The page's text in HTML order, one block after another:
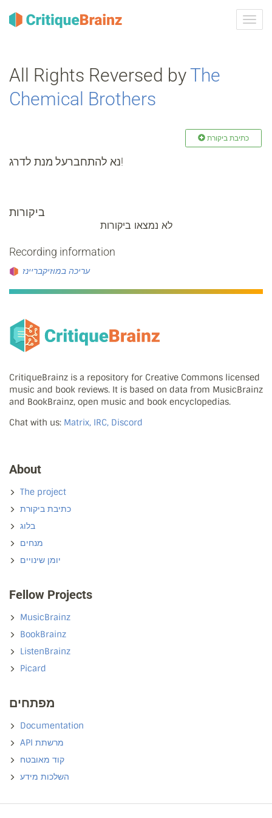
ברר
ניווט
All Rights Reversed byThe
Chemical Brothers
כתיבת ביקורת
נא להתחברעל מנת לדרג!
ביקורות
לא נמצאו ביקורות
Recording information
עריכה במוזיקבריינז
CritiqueBrainz is a repository for Creative Commons licensed
music and book reviews. It is based on data from MusicBrainz
and BookBrainz, open music and book encyclopedias.
Chat with us: Matrix, IRC, Discord
About
The project
כתיבת ביקורת
בלוג
מנחים
יומן שינויים
Fellow Projects
MusicBrainz
BookBrainz
ListenBrainz
Picard
מפתחים
Documentation
API מרשתת
קוד מאובטח
השלכות מידע